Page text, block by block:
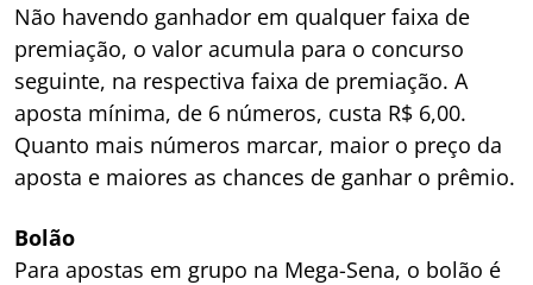
Não havendo ganhador em qualquer faixa de
premiação, o valor acumula para o concurso
seguinte, na respectiva faixa de premiação. A
aposta mínima, de 6 números, custa R$ 6,00.
Quanto mais números marcar, maior o preço da
aposta e maiores as chances de ganhar o prêmio.
Bolão
Para apostas em grupo na Mega-Sena, o bolão é